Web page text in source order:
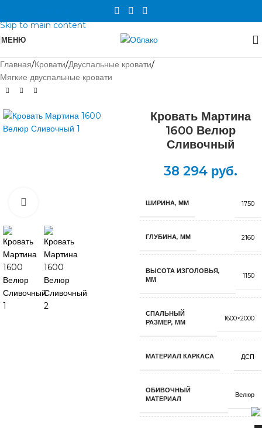
Skip to main content
МЕНЮ
Главная/Кровати/Двуспальные кровати/
Мягкие двуспальные кровати
Кровать Мартина
1600 Велюр
Сливочный
38 294 руб.
ШИРИНА, ММ 1750
ГЛУБИНА, ММ 2160
ВЫСОТА ИЗГОЛОВЬЯ,
ММ
1150
СПАЛЬНЫЙ
РАЗМЕР, ММ
1600×2000
МАТЕРИАЛ КАРКАСА ДСП
ОБИВОЧНЫЙ
МАТЕРИАЛ
Велюр